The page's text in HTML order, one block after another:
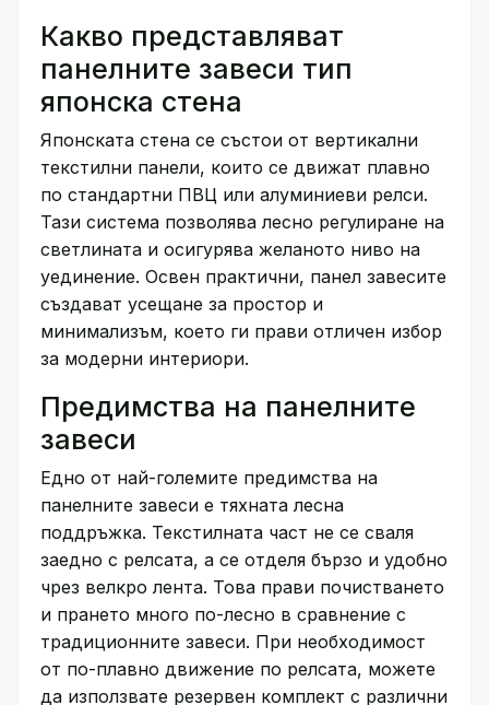
Какво представляват
панелните завеси тип
японска стена
Японската стена се състои от вертикални
текстилни панели, които се движат плавно
по стандартни ПВЦ или алуминиеви релси.
Тази система позволява лесно регулиране на
светлината и осигурява желаното ниво на
уединение. Освен практични, панел завесите
създават усещане за простор и
минимализъм, което ги прави отличен избор
за модерни интериори.
Предимства на панелните
завеси
Едно от най-големите предимства на
панелните завеси е тяхната лесна
поддръжка. Текстилната част не се сваля
заедно с релсата, а се отделя бързо и удобно
чрез велкро лента. Това прави почистването
и прането много по-лесно в сравнение с
традиционните завеси. При необходимост
от по-плавно движение по релсата, можете
да използвате резервен комплект с различни